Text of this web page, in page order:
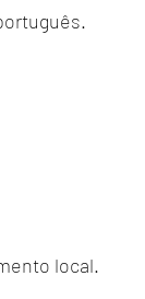
local.